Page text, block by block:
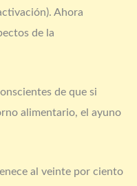
Ahora
de la
de que si
alimentario, el ayuno
al veinte por ciento